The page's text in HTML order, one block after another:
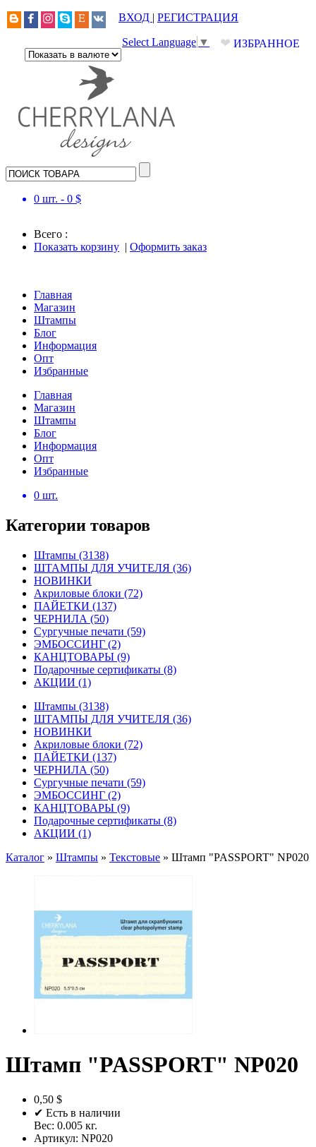
ВХОД | РЕГИСТРАЦИЯ
❤ ИЗБРАННОЕ
Select Language ▼
0 шт. - 0 $
Всего :
Показать корзину | Оформить заказ
Главная
Магазин
Штампы
Блог
Информация
Опт
Избранные
Главная
Магазин
Штампы
Блог
Информация
Опт
Избранные
0 шт.
Категории товаров
Штампы (3138)
ШТАМПЫ ДЛЯ УЧИТЕЛЯ (36)
НОВИНКИ
Акриловые блоки (72)
ПАЙЕТКИ (137)
ЧЕРНИЛА (50)
Сургучные печати (59)
ЭМБОССИНГ (2)
КАНЦТОВАРЫ (9)
Подарочные сертификаты (8)
АКЦИИ (1)
Штампы (3138)
ШТАМПЫ ДЛЯ УЧИТЕЛЯ (36)
НОВИНКИ
Акриловые блоки (72)
ПАЙЕТКИ (137)
ЧЕРНИЛА (50)
Сургучные печати (59)
ЭМБОССИНГ (2)
КАНЦТОВАРЫ (9)
Подарочные сертификаты (8)
АКЦИИ (1)
Каталог » Штампы » Текстовые » Штамп "PASSPORT" NP020
Штамп "PASSPORT" NP020
0,50 $
✔ Есть в наличии
Вес: 0.005 кг.
Артикул: NP020